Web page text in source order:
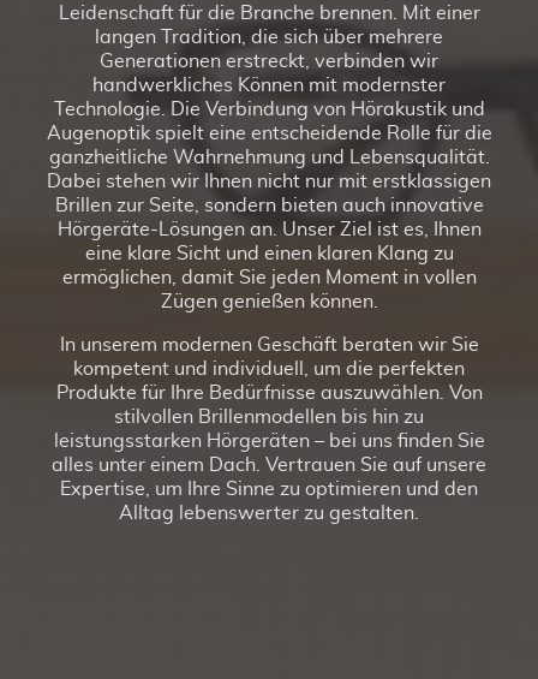
Leidenschaft für die Branche brennen. Mit einer
langen Tradition, die sich über mehrere
Generationen erstreckt, verbinden wir
handwerkliches Können mit modernster
Technologie. Die Verbindung von Hörakustik und
Augenoptik spielt eine entscheidende Rolle für die
ganzheitliche Wahrnehmung und Lebensqualität.
Dabei stehen wir Ihnen nicht nur mit erstklassigen
Brillen zur Seite, sondern bieten auch innovative
Hörgeräte-Lösungen an. Unser Ziel ist es, Ihnen
eine klare Sicht und einen klaren Klang zu
ermöglichen, damit Sie jeden Moment in vollen
Zügen genießen können.
In unserem modernen Geschäft beraten wir Sie
kompetent und individuell, um die perfekten
Produkte für Ihre Bedürfnisse auszuwählen. Von
stilvollen Brillenmodellen bis hin zu
leistungsstarken Hörgeräten – bei uns finden Sie
alles unter einem Dach. Vertrauen Sie auf unsere
Expertise, um Ihre Sinne zu optimieren und den
Alltag lebenswerter zu gestalten.